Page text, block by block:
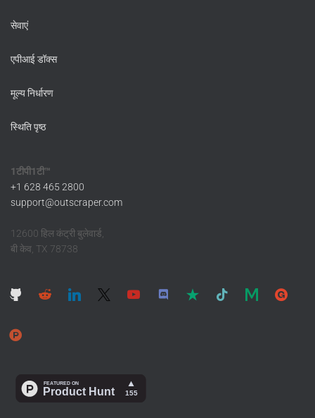
सेवाएं
एपीआई डॉक्स
मूल्य निर्धारण
स्थिति पृष्ठ
1टीपी1टी™
+1 628 465 2800
support@outscraper.com
12600 हिल कंट्री बुलेवार्ड,
बी केव, TX 78738